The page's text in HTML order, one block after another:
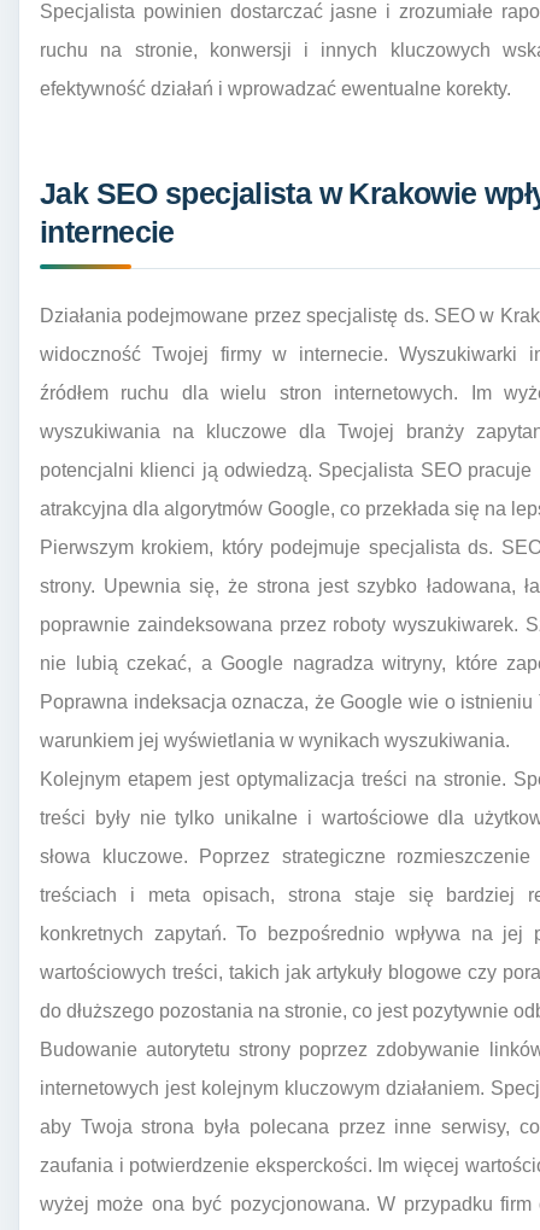
Specjalista powinien dostarczać jasne i zrozumiałe
ruchu na stronie, konwersji i innych kluczowych
efektywność działań i wprowadzać ewentualne korekty.
Jak SEO specjalista w Krakowie
internecie
Działania podejmowane przez specjalistę ds. SEO w
widoczność Twojej firmy w internecie. Wyszukiwarki
źródłem ruchu dla wielu stron internetowych. Im
wyszukiwania na kluczowe dla Twojej branży
potencjalni klienci ją odwiedzą. Specjalista SEO
atrakcyjna dla algorytmów Google, co przekłada się na
Pierwszym krokiem, który podejmuje specjalista ds.
strony. Upewnia się, że strona jest szybko ładowana,
poprawnie zaindeksowana przez roboty wyszukiwarek.
nie lubią czekać, a Google nagradza witryny, które
Poprawna indeksacja oznacza, że Google wie o
warunkiem jej wyświetlania w wynikach wyszukiwania.
Kolejnym etapem jest optymalizacja treści na stronie.
treści były nie tylko unikalne i wartościowe dla
słowa kluczowe. Poprzez strategiczne
treściach i meta opisach, strona staje się bardziej
konkretnych zapytań. To bezpośrednio wpływa na
wartościowych treści, takich jak artykuły blogowe czy
do dłuższego pozostania na stronie, co jest pozytywnie
Budowanie autorytetu strony poprzez zdobywanie
internetowych jest kolejnym kluczowym działaniem.
aby Twoja strona była polecana przez inne serwisy,
zaufania i potwierdzenie eksperckości. Im więcej
wyżej może ona być pozycjonowana. W przypadku